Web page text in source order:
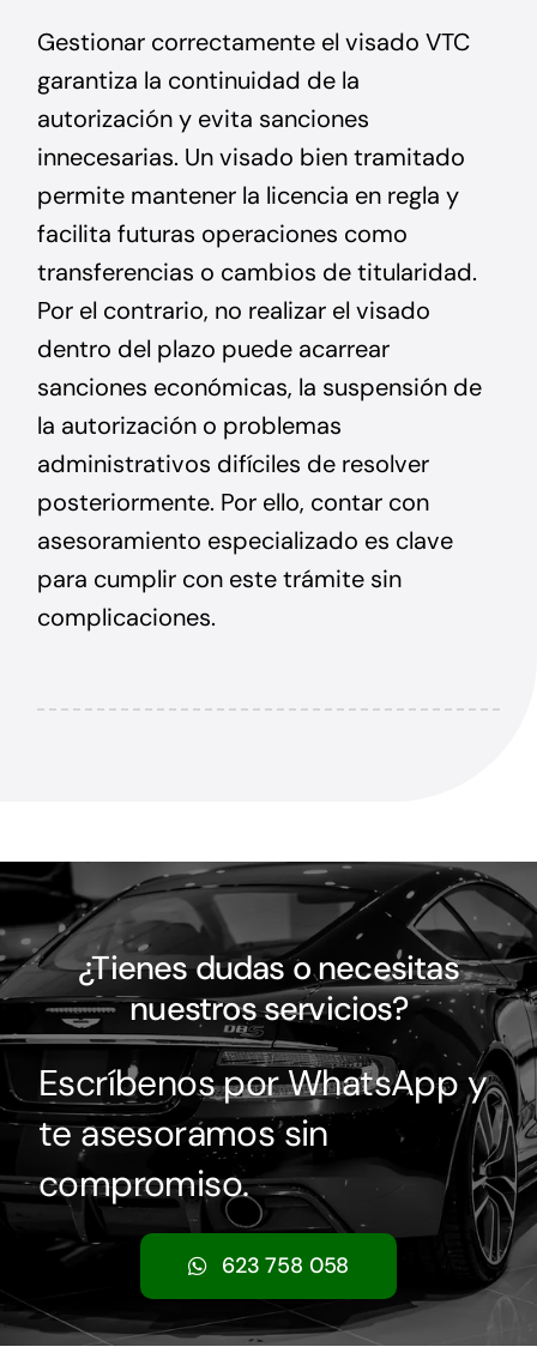
Gestionar correctamente el visado VTC
garantiza la continuidad de la
autorización y evita sanciones
innecesarias. Un visado bien tramitado
permite mantener la licencia en regla y
facilita futuras operaciones como
transferencias o cambios de titularidad.
Por el contrario, no realizar el visado
dentro del plazo puede acarrear
sanciones económicas, la suspensión de
la autorización o problemas
administrativos difíciles de resolver
posteriormente. Por ello, contar con
asesoramiento especializado es clave
para cumplir con este trámite sin
complicaciones.
¿Tienes dudas o necesitas
nuestros servicios?
Escríbenos por WhatsApp y
te asesoramos sin
compromiso.
623 758 058